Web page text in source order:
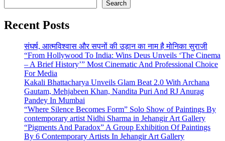
Search
Recent Posts
संघर्ष, आत्मविश्वास और सपनों की उड़ान का नाम है मोनिका सुराजी
“From Hollywood To India: Wins Deus Unveils ‘The Cinema
– A Brief History’” Most Cinematic And Professional Choice
For Media
Kakali Bhattacharya Unveils Glam Beat 2.0 With Archana
Gautam, Mehjabeen Khan, Nandita Puri And RJ Anurag
Pandey In Mumbai
“Where Silence Becomes Form” Solo Show of Paintings By
contemporary artist Nidhi Sharma in Jehangir Art Gallery
“Pigments And Paradox” A Group Exhibition Of Paintings
By 6 Contemporary Artists In Jehangir Art Gallery